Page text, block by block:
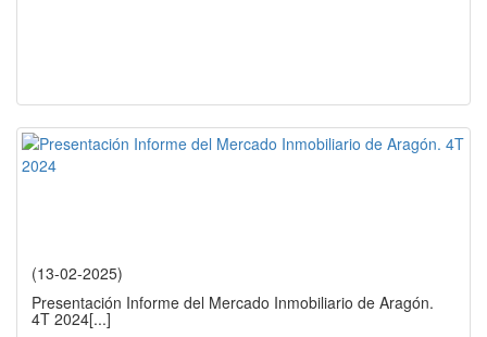
(13-02-2025)
Presentación Informe del Mercado Inmobiliario de Aragón.
4T 2024[...]